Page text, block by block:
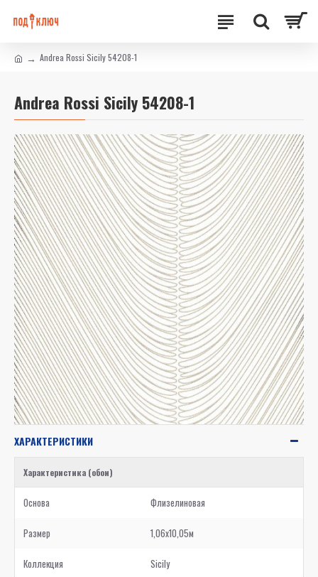
Andrea Rossi Sicily 54208-1
Andrea Rossi Sicily 54208-1
ХАРАКТЕРИСТИКИ
Характеристика (обои)
Основа Флизелиновая
Размер 1,06x10,05м
Коллекция Sicily